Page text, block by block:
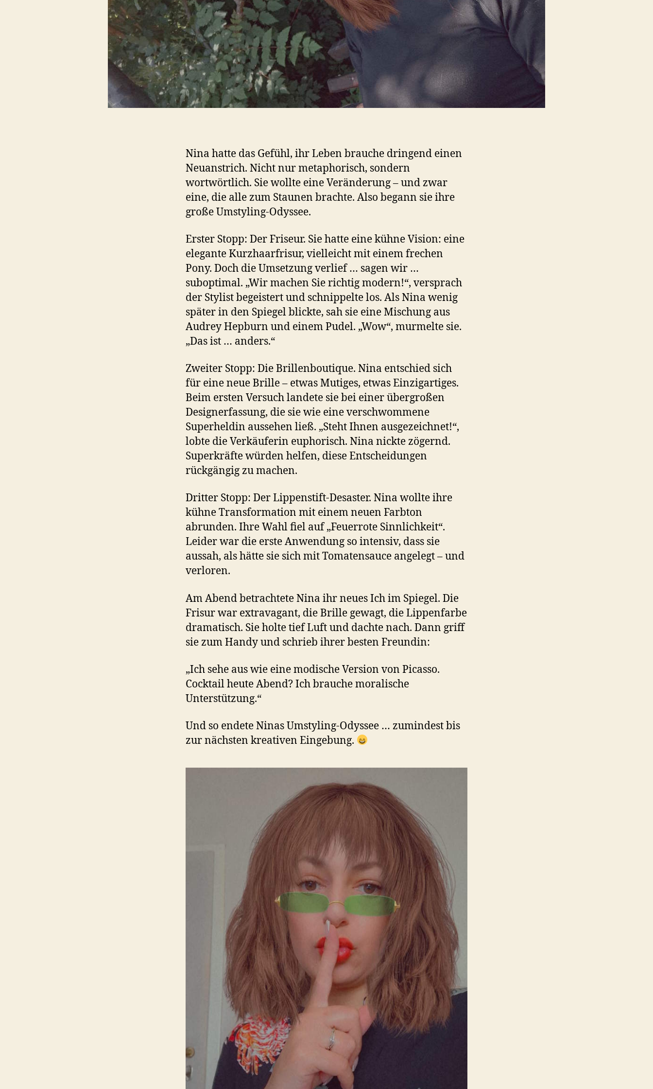
Nina hatte das Gefühl, ihr Leben brauche dringend einen
Neuanstrich. Nicht nur metaphorisch, sondern
wortwörtlich. Sie wollte eine Veränderung – und zwar
eine, die alle zum Staunen brachte. Also begann sie ihre
große Umstyling-Odyssee.
Erster Stopp: Der Friseur. Sie hatte eine kühne Vision: eine
elegante Kurzhaarfrisur, vielleicht mit einem frechen
Pony. Doch die Umsetzung verlief … sagen wir …
suboptimal. „Wir machen Sie richtig modern!“, versprach
der Stylist begeistert und schnippelte los. Als Nina wenig
später in den Spiegel blickte, sah sie eine Mischung aus
Audrey Hepburn und einem Pudel. „Wow“, murmelte sie.
„Das ist … anders.“
Zweiter Stopp: Die Brillenboutique. Nina entschied sich
für eine neue Brille – etwas Mutiges, etwas Einzigartiges.
Beim ersten Versuch landete sie bei einer übergroßen
Designerfassung, die sie wie eine verschwommene
Superheldin aussehen ließ. „Steht Ihnen ausgezeichnet!“,
lobte die Verkäuferin euphorisch. Nina nickte zögernd.
Superkräfte würden helfen, diese Entscheidungen
rückgängig zu machen.
Dritter Stopp: Der Lippenstift-Desaster. Nina wollte ihre
kühne Transformation mit einem neuen Farbton
abrunden. Ihre Wahl fiel auf „Feuerrote Sinnlichkeit“.
Leider war die erste Anwendung so intensiv, dass sie
aussah, als hätte sie sich mit Tomatensauce angelegt – und
verloren.
Am Abend betrachtete Nina ihr neues Ich im Spiegel. Die
Frisur war extravagant, die Brille gewagt, die Lippenfarbe
dramatisch. Sie holte tief Luft und dachte nach. Dann griff
sie zum Handy und schrieb ihrer besten Freundin:
„Ich sehe aus wie eine modische Version von Picasso.
Cocktail heute Abend? Ich brauche moralische
Unterstützung.“
Und so endete Ninas Umstyling-Odyssee … zumindest bis
zur nächsten kreativen Eingebung.